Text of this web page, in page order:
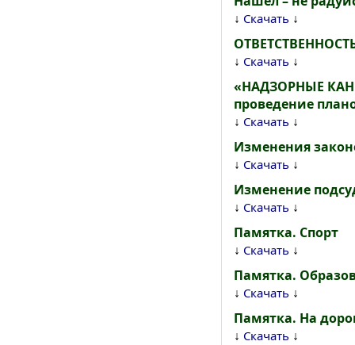
↓ Скачать ↓
↓ Скачать ↓
«НАДЗОРНЫЕ
проведение
↓ Скачать ↓
Изменения
↓ Скачать ↓
Изменение
↓ Скачать ↓
Памятка. Спорт
↓ Скачать ↓
Памятка.
↓ Скачать ↓
Памятка. На
↓ Скачать ↓